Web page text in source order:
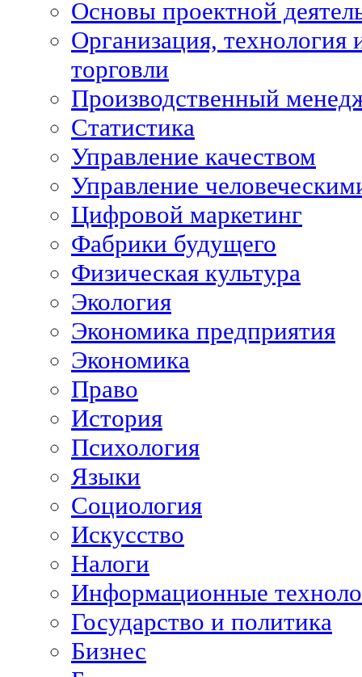
Основы проектной
Организация, технология
торговли
Производственный
Статистика
Управление качеством
Управление
Цифровой маркетинг
Фабрики будущего
Физическая культура
Экология
Экономика предприятия
Экономика
Право
История
Психология
Языки
Социология
Искусство
Налоги
Информационные
Государство и политика
Бизнес